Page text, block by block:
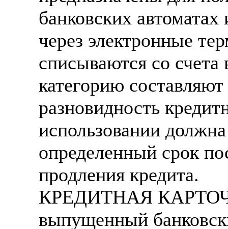
банковских
через электронные
списываются со
категорию
разновидность
использовании
определенный срок
продления кредита.
КРЕДИТНАЯ
выпущенный